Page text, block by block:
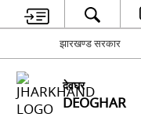
झारखण्ड सरकार
देवघर
DEOGHAR